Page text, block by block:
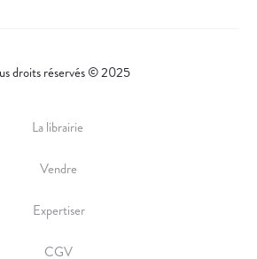
droits réservés © 2025
La librairie
Vendre
Expertiser
CGV